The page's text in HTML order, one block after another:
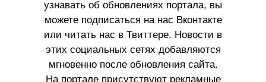
узнавать об обновлениях портала, вы
можете подписаться на нас Вконтакте
или читать нас в Твиттере. Новости в
этих социальных сетях добавляются
мгновенно после обновления сайта.
На портале присутствуют рекламные